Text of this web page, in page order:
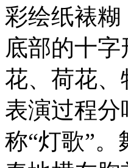
彩绘纸裱
底部的十
花、荷花
表演过程
称“灯歌”